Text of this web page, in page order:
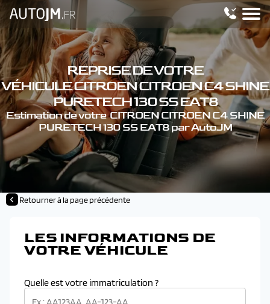
REPRISE DE VOTRE
VÉHICULE CITROEN CITROEN C4 SHINE
PURETECH 130 SS EAT8
Estimation de votre CITROEN CITROEN C4 SHINE
PURETECH 130 SS EAT8 par AutoJM
Retourner à la page précédente
LES INFORMATIONS DE
VOTRE VÉHICULE
Quelle est votre immatriculation ?